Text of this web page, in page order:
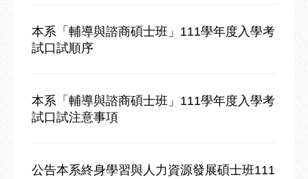
本系「輔導與諮商碩士班」111學年度入學考
試口試順序
本系「輔導與諮商碩士班」111學年度入學考
試口試注意事項
公告本系終身學習與人力資源發展碩士班111